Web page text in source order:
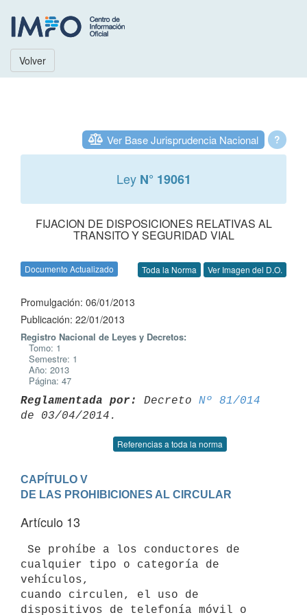
Volver
?
Ver Base Jurisprudencia Nacional
Ley N° 19061
FIJACION DE DISPOSICIONES RELATIVAS AL
TRANSITO Y SEGURIDAD VIAL
Documento Actualizado Toda la Norma Ver Imagen del D.O.
Promulgación: 06/01/2013
Publicación: 22/01/2013
Registro Nacional de Leyes y Decretos:
Tomo: 1
Semestre: 1
Año: 2013
Página: 47
Reglamentada por: Decreto Nº 81/014
Referencias a toda la norma
CAPÍTULO V
DE LAS PROHIBICIONES AL CIRCULAR
Artículo 13
cualquier tipo o categoría de
vehículos,
cuando circulen, el uso de
dispositivos de telefonía móvil o